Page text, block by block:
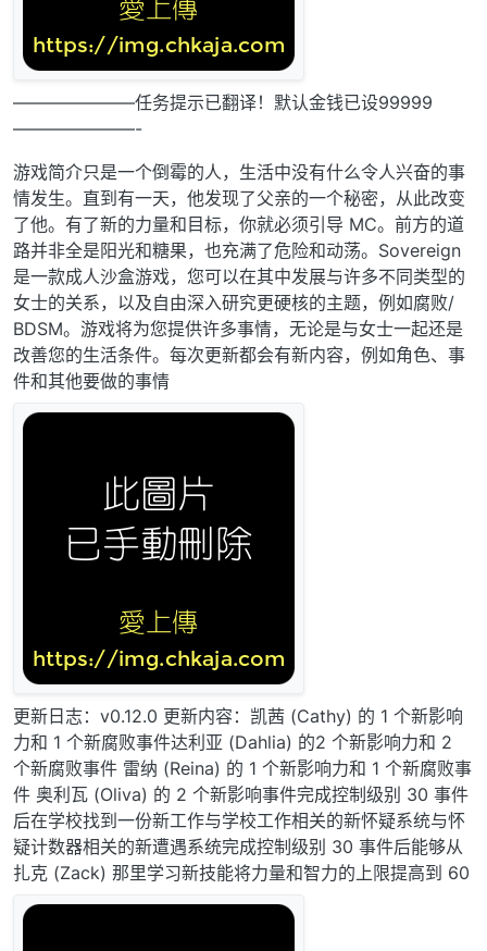
———————任务提示已翻译！默认金钱已设99999
———————-
游戏简介只是一个倒霉的人，生活中没有什么令人兴奋的事
情发生。直到有一天，他发现了父亲的一个秘密，从此改变
了他。有了新的力量和目标，你就必须引导 MC。前方的道
路并非全是阳光和糖果，也充满了危险和动荡。Sovereign
是一款成人沙盒游戏，您可以在其中发展与许多不同类型的
女士的关系，以及自由深入研究更硬核的主题，例如腐败/
BDSM。游戏将为您提供许多事情，无论是与女士一起还是
改善您的生活条件。每次更新都会有新内容，例如角色、事
件和其他要做的事情
更新日志：v0.12.0 更新内容：凯茜 (Cathy) 的 1 个新影响
力和 1 个新腐败事件达利亚 (Dahlia) 的2 个新影响力和 2
个新腐败事件 雷纳 (Reina) 的 1 个新影响力和 1 个新腐败事
件 奥利瓦 (Oliva) 的 2 个新影响事件完成控制级别 30 事件
后在学校找到一份新工作与学校工作相关的新怀疑系统与怀
疑计数器相关的新遭遇系统完成控制级别 30 事件后能够从
扎克 (Zack) 那里学习新技能将力量和智力的上限提高到 60